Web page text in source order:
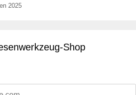
2025
Shop